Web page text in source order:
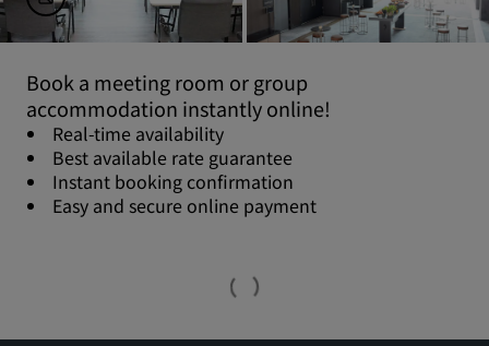
Book a meeting room or group
accommodation instantly online!
Real-time availability
Best available rate guarantee
Instant booking confirmation
Easy and secure online payment